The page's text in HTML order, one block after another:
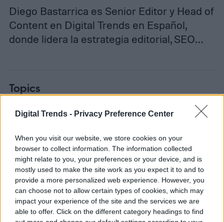
Digital Trends - Privacy Preference Center
When you visit our website, we store cookies on your
browser to collect information. The information collected
might relate to you, your preferences or your device, and is
mostly used to make the site work as you expect it to and to
provide a more personalized web experience. However, you
can choose not to allow certain types of cookies, which may
impact your experience of the site and the services we are
able to offer. Click on the different category headings to find
Diego Bastarrica es Senior Editor y Head of
Content en Digital Trends en Español,
donde lidera la estrategia editorial, SEO…
Topics
NoticiasHomepage
COMPUTACIÓN
Nuevo ataque Spectre